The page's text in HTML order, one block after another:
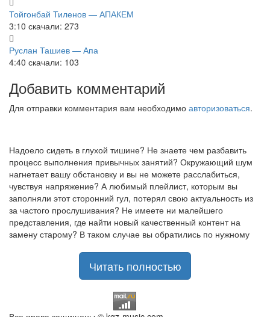
Тойгонбай Тиленов — АПАКЕМ
3:10 скачали: 273
Руслан Ташиев — Апа
4:40 скачали: 103
Добавить комментарий
Для отправки комментария вам необходимо авторизоваться.
Надоело сидеть в глухой тишине? Не знаете чем разбавить
процесс выполнения привычных занятий? Окружающий шум
нагнетает вашу обстановку и вы не можете расслабиться,
чувствуя напряжение? А любимый плейлист, которым вы
заполняли этот сторонний гул, потерял свою актуальность из
за частого прослушивания? Не имеете ни малейшего
представления, где найти новый качественный контент на
замену старому? В таком случае вы обратились по нужному
Музыкальный портал KGZ Musicс большой радостью
приветствует своих старых и новых слушателей! Специально
песен всех времён во всех жанровых стилистиках. Огромное
количество старых и новых треков, самые востребованные и
Читать полностью